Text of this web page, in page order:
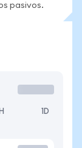
pasivos.
1D